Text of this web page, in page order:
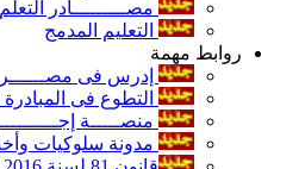
مصـــــــــادر التعلم
التعليم المدمج
روابط مهمة
إدرس فى مصــــــر
التطوع فى
منصـــــة
مدونة سلوكيات